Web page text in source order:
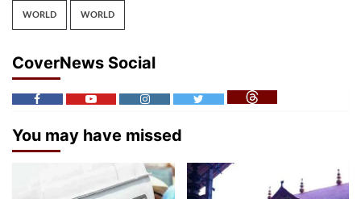
WORLD WORLD
CoverNews Social
You may have missed